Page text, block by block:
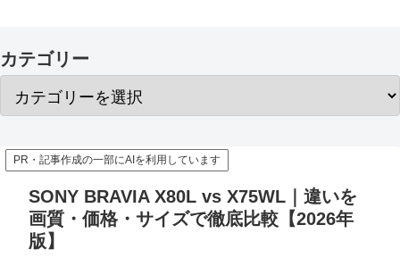
カテゴリー
PR・記事作成の一部にAIを利用しています
SONY BRAVIA X80L vs X75WL｜違いを
画質・価格・サイズで徹底比較【2026年
版】